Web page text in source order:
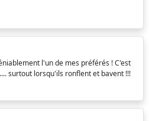
l'un de mes préférés ! C'est
surtout lorsqu'ils ronflent et bavent !!!